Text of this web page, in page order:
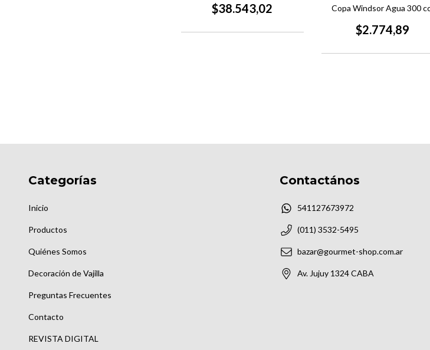
$38.543,02 Copa Windsor Agua 300
$2.774,89
Categorías
Inicio
Productos
Quiénes Somos
Decoración de Vajilla
Preguntas Frecuentes
Contacto
REVISTA DIGITAL
Contactános
541127673972
(011) 3532-5495
bazar@gourmet-shop.com.ar
Av. Jujuy 1324 CABA